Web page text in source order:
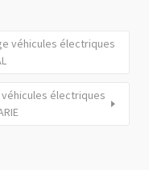
véhicules électriques
électriques